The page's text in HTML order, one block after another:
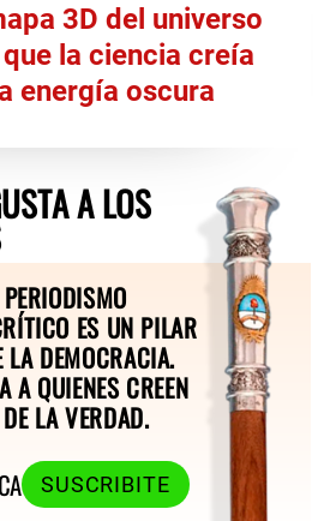
3D del universo
la ciencia creía
energía oscura
A LOS
ES UN PILAR
LA DEMOCRACIA.
A QUIENES CREEN
LA VERDAD.
SUSCRIBITE